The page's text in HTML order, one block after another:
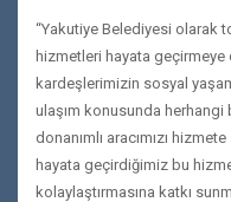
“Yakutiye Belediyesi olarak
hizmetleri hayata
kardeşlerimizin sosyal
ulaşım konusunda herhangi
donanımlı aracımızı
hayata geçirdiğimiz bu
kolaylaştırmasına katkı